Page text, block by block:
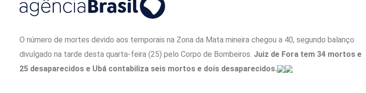
O número de mortes devido aos temporais na Zona da Mata mineira chegou a 40, segundo balanço
divulgado na tarde desta quarta-feira (25) pelo Corpo de Bombeiros. Juiz de Fora tem 34 mortos e
25 desaparecidos e Ubá contabiliza seis mortos e dois desaparecidos.